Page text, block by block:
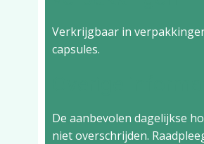
Verkrijgbaar in
capsules.
De aanbevolen dagelijkse
niet overschrijden.